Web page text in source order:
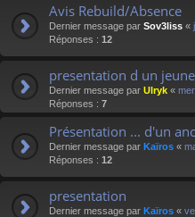
Avis Rebuild/Absence
Dernier message par Sov3liss «
Réponses : 12
presentation d un
Dernier message par Ulryk «
Réponses : 7
Présentation ... d'un
Dernier message par Kaïros «
Réponses : 12
presentation
Dernier message par Kaïros «